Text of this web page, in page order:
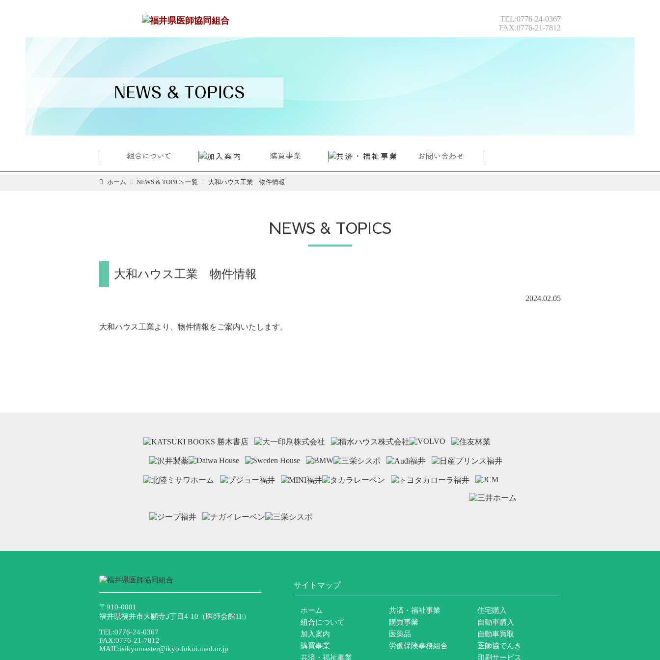
TEL:0776-24-0367
FAX:0776-21-7812
ホーム NEWS & TOPICS 一覧 大和ハウス工業 物件情報
NEWS & TOPICS
大和ハウス工業 物件情報
2024.02.05
大和ハウス工業より、物件情報をご案内いたします。
〒910-0001
福井県福井市大願寺3丁目4-10（医師会館1F）
TEL:0776-24-0367
FAX:0776-21-7812
MAIL:isikyomaster@ikyo.fukui.med.or.jp
サイトマップ
ホーム
組合について
加入案内
購買事業
共済・福祉事業
共済・福祉事業
購買事業
医薬品
労働保険事務組合
住宅購入
自動車購入
自動車買取
医師協でんき
印刷サービス